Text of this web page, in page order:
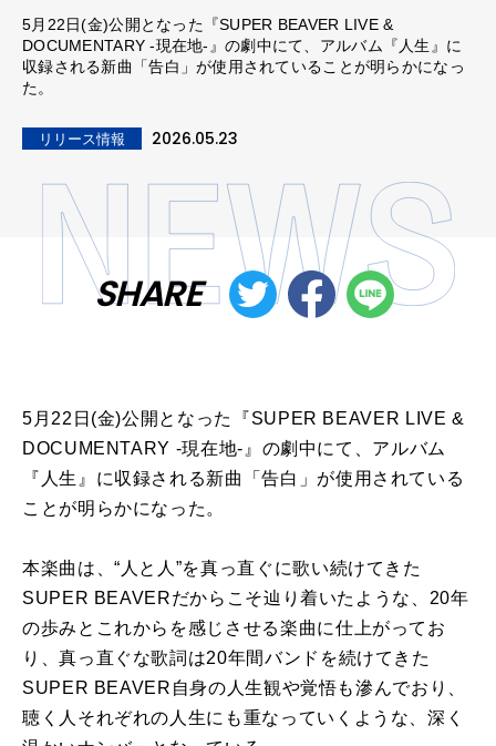
5月22日(金)公開となった『SUPER BEAVER LIVE &
DOCUMENTARY -現在地-』の劇中にて、アルバム『人生』に
収録される新曲「告白」が使用されていることが明らかになっ
た。
リリース情報 2026.05.23
SHARE
5月22日(金)公開となった『SUPER BEAVER LIVE &
DOCUMENTARY -現在地-』の劇中にて、アルバム
『人生』に収録される新曲「告白」が使用されている
ことが明らかになった。
本楽曲は、“人と人”を真っ直ぐに歌い続けてきた
SUPER BEAVERだからこそ辿り着いたような、20年
の歩みとこれからを感じさせる楽曲に仕上がってお
り、真っ直ぐな歌詞は20年間バンドを続けてきた
SUPER BEAVER自身の人生観や覚悟も滲んでおり、
聴く人それぞれの人生にも重なっていくような、深く